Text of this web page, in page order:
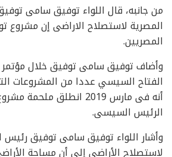
من جانبه، قال اللواء توفيق سامى
المصرية لاستصلاح الاراضى إن مشروع
المصريين.
وأضاف توفيق سامى توفيق خلال مؤتمر
الفتاح السيسي عددا من المشروعات
أنه فى مارس 2019 انطلق
الرئيس السيسى.
وأشار اللواء توفيق سامى توفيق رئيس
لاستصلاح الأراضى إلى أن مساحة